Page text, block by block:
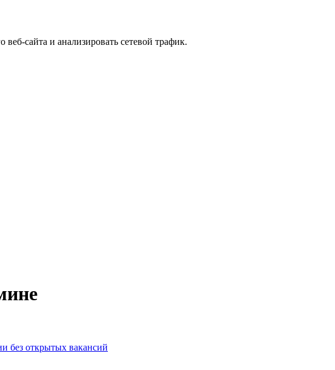
сайта и анализировать сетевой трафик.
без открытых вакансий